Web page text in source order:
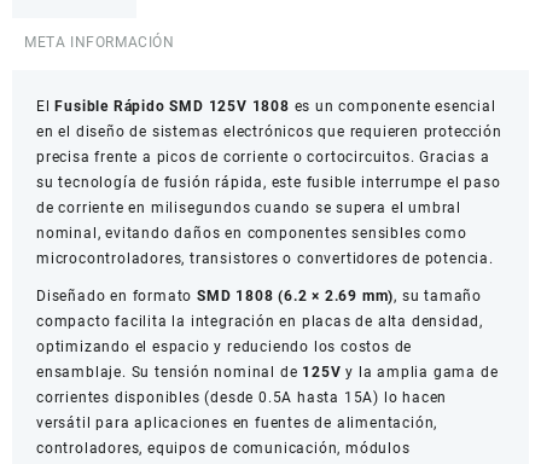
META INFORMACIÓN
El Fusible Rápido SMD 125V 1808 es un componente esencial
en el diseño de sistemas electrónicos que requieren protección
precisa frente a picos de corriente o cortocircuitos. Gracias a
su tecnología de fusión rápida, este fusible interrumpe el paso
de corriente en milisegundos cuando se supera el umbral
nominal, evitando daños en componentes sensibles como
microcontroladores, transistores o convertidores de potencia.
Diseñado en formato SMD 1808 (6.2 × 2.69 mm), su tamaño
compacto facilita la integración en placas de alta densidad,
optimizando el espacio y reduciendo los costos de
ensamblaje. Su tensión nominal de 125V y la amplia gama de
corrientes disponibles (desde 0.5A hasta 15A) lo hacen
versátil para aplicaciones en fuentes de alimentación,
controladores, equipos de comunicación, módulos